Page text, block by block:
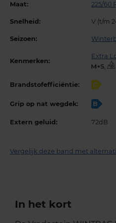
Maat: 225/60
Snelheid: V (t/m
Seizoen:
Kenmerken:
Extra
,
Brandstofefficiëntie: C
Grip op nat wegdek: B
Extern geluid: 72dB
Vergelijk deze band met
In het kort